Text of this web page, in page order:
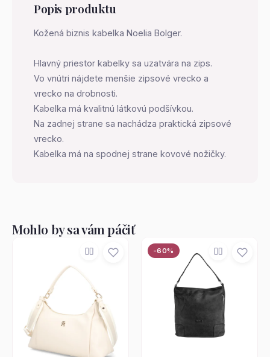
Popis produktu
Kožená biznis kabelka Noelia Bolger.
Hlavný priestor kabelky sa uzatvára na zips.
Vo vnútri nájdete menšie zipsové vrecko a
vrecko na drobnosti.
Kabelka má kvalitnú látkovú podšívkou.
Na zadnej strane sa nachádza praktická zipsové
vrecko.
Kabelka má na spodnej strane kovové nožičky.
Mohlo by sa vám páčiť
-60%